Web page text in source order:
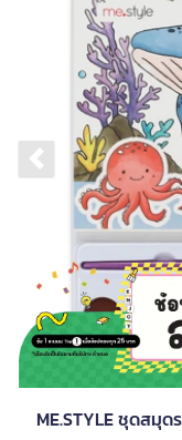
ME.STYLE ชุดสมุด